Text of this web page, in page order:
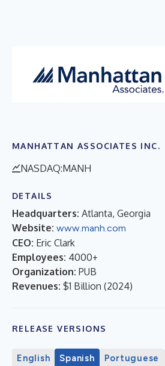
MANHATTAN ASSOCIATES INC.
NASDAQ:MANH
DETAILS
Headquarters: Atlanta, Georgia
Website: www.manh.com
CEO: Eric Clark
Employees: 4000+
Organization: PUB
Revenues: $1 Billion (2024)
RELEASE VERSIONS
English Spanish Portuguese